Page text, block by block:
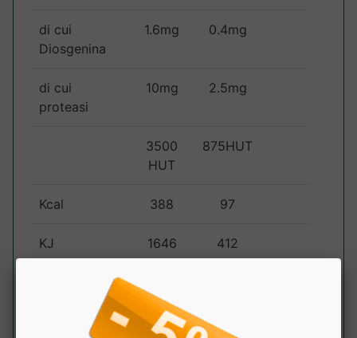
di cui
Diosgenina
1.6mg 0.4mg
di cui
proteasi
10mg 2.5mg
3500
HUT
875HUT
Kcal 388 97
KJ 1646 412
di cui acidi
1.3g 0.3g